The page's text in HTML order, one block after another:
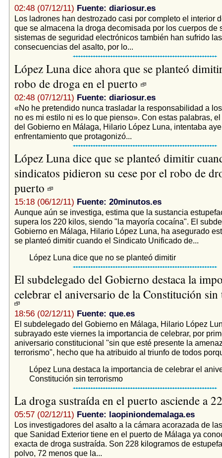
02:48 (07/12/11) Fuente: diariosur.es
Los ladrones han destrozado casi por completo el interior
que se almacena la droga decomisada por los cuerpos de
sistemas de seguridad electrónicos también han sufrido las
consecuencias del asalto, por lo...
López Luna dice ahora que se planteó
robo de droga en el puerto
02:48 (07/12/11) Fuente: diariosur.es
«No he pretendido nunca trasladar la responsabilidad a
no es mi estilo ni es lo que pienso». Con estas palabras,
del Gobierno en Málaga, Hilario López Luna, intentaba
enfrentamiento que protagonizó...
López Luna dice que se planteó dimitir
sindicatos pidieron su cese por el robo de
puerto
15:18 (06/12/11) Fuente: 20minutos.es
Aunque aún se investiga, estima que la sustancia
supera los 220 kilos, siendo "la mayoría cocaína". El
Gobierno en Málaga, Hilario López Luna, ha asegurado
se planteó dimitir cuando el Sindicato Unificado de...
López Luna dice que no se planteó dimitir
El subdelegado del Gobierno destaca la
celebrar el aniversario de la Constitución
18:56 (02/12/11) Fuente: que.es
El subdelegado del Gobierno en Málaga, Hilario López
subrayado este viernes la importancia de celebrar, por
aniversario constitucional "sin que esté presente la
terrorismo", hecho que ha atribuido al triunfo de todos
López Luna destaca la importancia de celebrar el
Constitución sin terrorismo
La droga sustraída en el puerto asciende a
05:57 (02/12/11) Fuente: laopiniondemalaga.es
Los investigadores del asalto a la cámara acorazada de
que Sanidad Exterior tiene en el puerto de Málaga ya
exacta de droga sustraída. Son 228 kilogramos de
polvo, 72 menos que la...